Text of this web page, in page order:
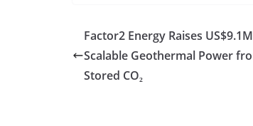
Factor2 Energy Raises
Scalable Geothermal Power
Stored CO₂